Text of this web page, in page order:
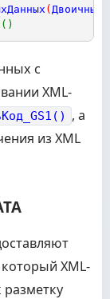
(
с
XML-
, а
из XML
XML-